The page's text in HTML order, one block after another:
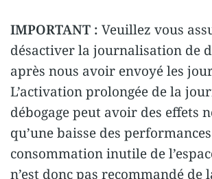
IMPORTANT : Veuillez vous
désactiver la journalisation de
après nous avoir envoyé les
L’activation prolongée de la
débogage peut avoir des effets
qu’une baisse des
consommation inutile de
n’est donc pas recommandé de